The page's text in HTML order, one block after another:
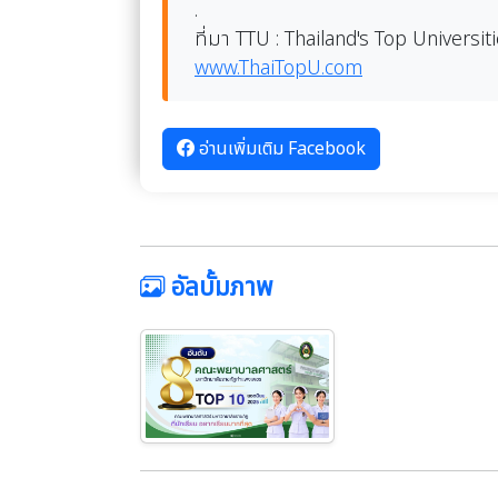
.
ที่มา TTU : Thailand's Top
www.ThaiTopU.com
อ่านเพิ่มเติม Facebook
อัลบั้มภาพ